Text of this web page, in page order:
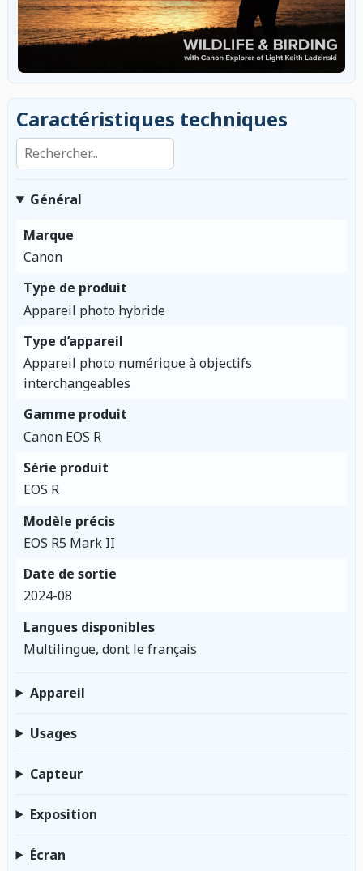
Caractéristiques techniques
Rechercher dans les caractéristiques
Général
Marque
Canon
Type de produit
Appareil photo hybride
Type d’appareil
Appareil photo numérique à objectifs
interchangeables
Gamme produit
Canon EOS R
Série produit
EOS R
Modèle précis
EOS R5 Mark II
Date de sortie
2024-08
Langues disponibles
Multilingue, dont le français
Appareil
Usages
Capteur
Exposition
Écran